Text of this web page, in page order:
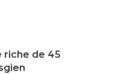
riche de 45